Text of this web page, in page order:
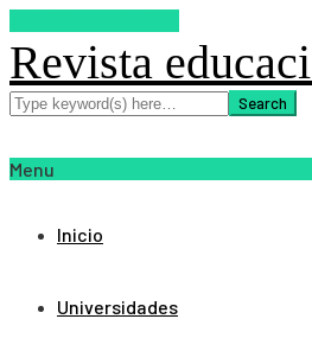
Revista
Menu
Inicio
Universidades